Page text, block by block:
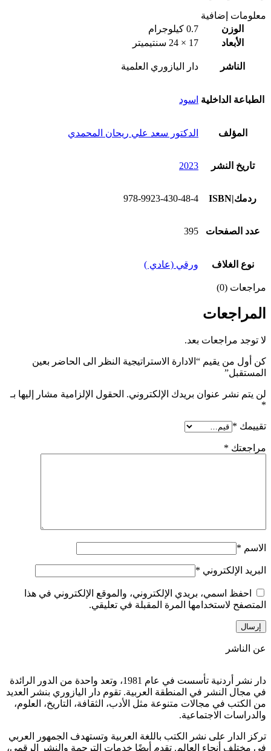
معلومات إضافية
الوزن
0.7 كيلوجرام
الأبعاد
17 × 24 سنتيميتر
الناشر دار اليازوري العلمية
الطباعة الداخلية اسود
المؤلف الدكتور سعد علي ريحان المحمدي
تاريخ النشر 2023
ردمك|ISBN 978-9923-430-48-4
عدد الصفحات 395
نوع الغلاف ورقي (عادي )
مراجعات (0)
المراجعات
لا توجد مراجعات بعد.
كن أول من يقيم “الادارة الاستراتيجية النظر الى الحاضر بعين
المستقبل”
لن يتم نشر عنوان بريدك الإلكتروني. الحقول الإلزامية مشار إليها بـ
*
تقييمك *
مراجعتك *
الاسم *
البريد الإلكتروني *
احفظ اسمي، بريدي الإلكتروني، والموقع الإلكتروني في هذا
المتصفح لاستخدامها المرة المقبلة في تعليقي.
عن الناشر
دار نشر أردنية تأسست في عام 1981، وتعد واحدة من الدور الرائدة
في مجال النشر في المنطقة العربية. تقوم دار اليازوري بنشر العديد
من الكتب في مجالات متنوعة مثل الأدب، الثقافة، التاريخ، العلوم،
والدراسات الاجتماعية.
تركز الدار على نشر الكتب باللغة العربية وتستهدف الجمهور العربي
في مختلف أنحاء العالم. تقدم أيضًا خدمات الترجمة والنشر الرقمي،